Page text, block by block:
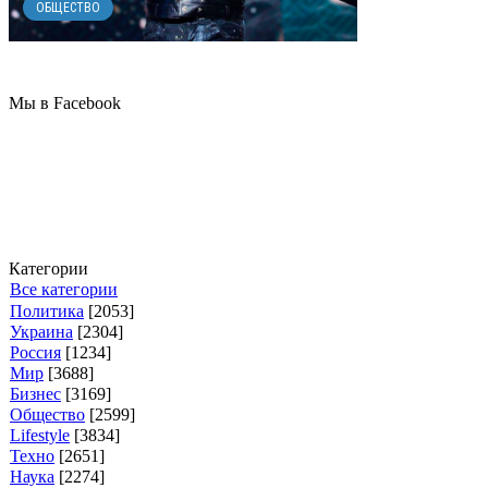
ОБЩЕСТВО
Мы в Facebook
Категории
Все категории
Политика [2053]
Украина [2304]
Россия [1234]
Мир [3688]
Бизнес [3169]
Общество [2599]
Lifestyle [3834]
Техно [2651]
Наука [2274]